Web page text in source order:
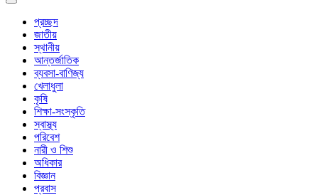
Toggle
navigation
প্রচ্ছদ
জাতীয়
স্থানীয়
আন্তর্জাতিক
ব্যবসা-বাণিজ্য
খেলাধুলা
কৃষি
শিক্ষা-সংস্কৃতি
স্বাস্থ্য
পরিবেশ
নারী ও শিশু
অধিকার
বিজ্ঞান
প্রবাস